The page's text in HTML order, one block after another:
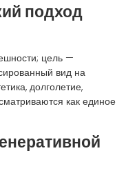
подход
цель —
вид на
долголетие,
как единое